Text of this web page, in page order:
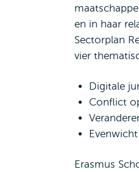
en in haar
Sectorplan
vier
Digitale
Conflict
Erasmus